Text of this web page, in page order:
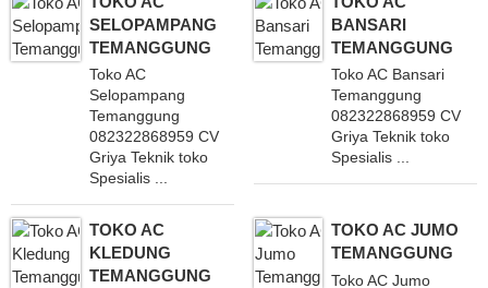
SELOPAMPANG
TEMANGGUNG
Toko AC
Selopampang
Temanggung
082322868959 CV
Griya Teknik toko
Spesialis ...
BANSARI
TEMANGGUNG
Toko AC Bansari
Temanggung
082322868959 CV
Griya Teknik toko
Spesialis ...
TOKO AC
KLEDUNG
TEMANGGUNG
TOKO AC JUMO
TEMANGGUNG
Toko AC Jumo